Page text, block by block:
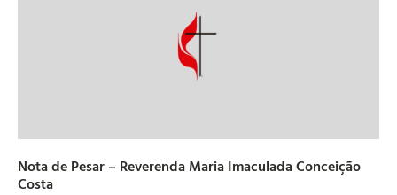
Nota de Pesar – Reverenda Maria Imaculada Conceição
Costa